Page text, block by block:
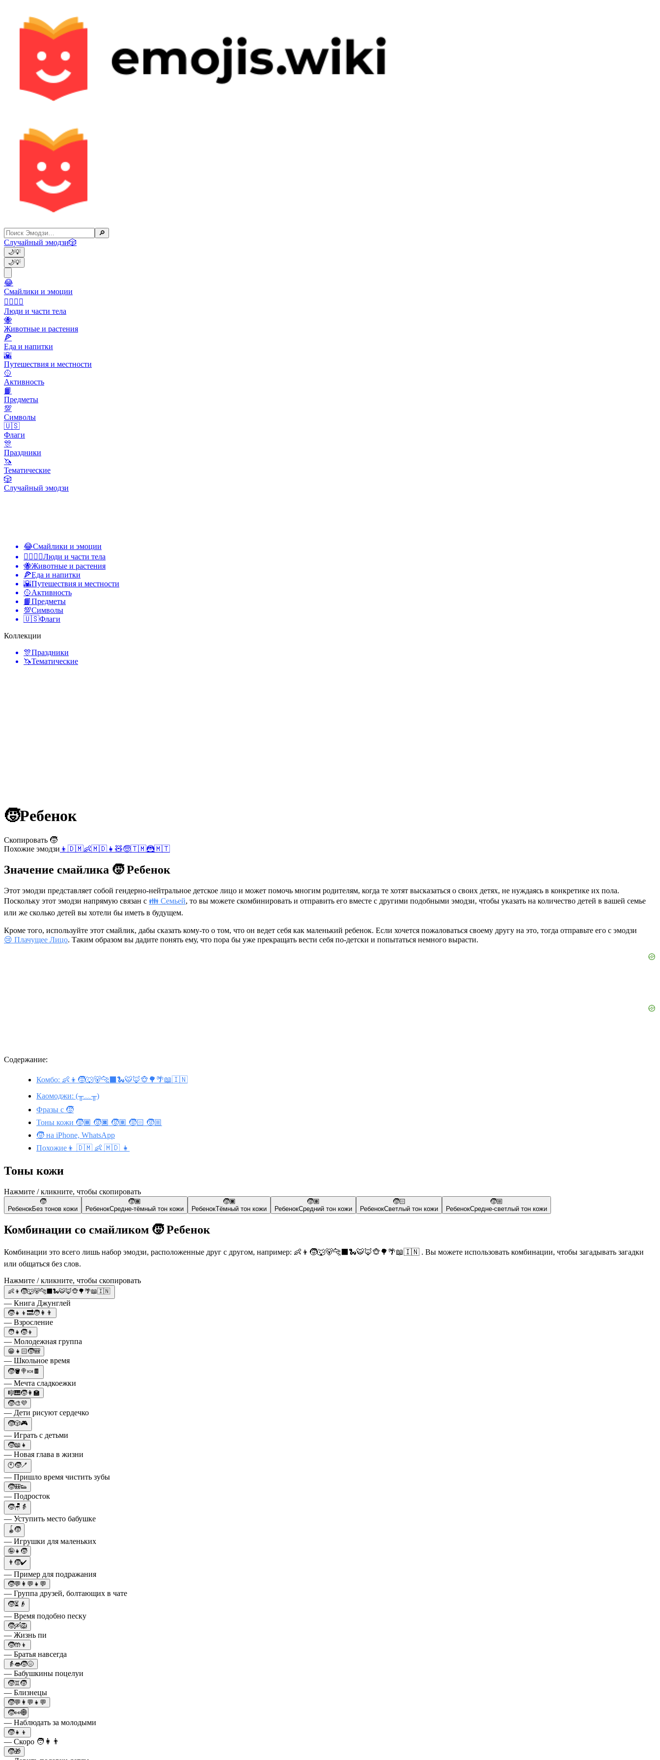
🔎
Случайный эмодзи🎲
🌙💡
🌙💡
😂
Смайлики и эмоции
👩‍❤️‍💋‍👨
Люди и части тела
🐝
Животные и растения
🍕
Еда и напитки
🌇
Путешествия и местности
🥎
Активность
📙
Предметы
💯
Символы
🇺🇸
Флаги
🎊
Праздники
🦄
Тематические
🎲
Случайный эмодзи
😂Смайлики и эмоции
👩‍❤️‍💋‍👨Люди и части тела
🐝Животные и растения
🍕Еда и напитки
🌇Путешествия и местности
🥎Активность
📙Предметы
💯Символы
🇺🇸Флаги
Коллекции
🎊Праздники
🦄Тематические
🧒Ребенок
Скопировать 🧒
Похожие эмодзи 👦 🇩🇲👶🇲🇩 👧 🧸🧓🇹🇲🦹🇲🇹
Значение смайлика 🧒 Ребенок
Этот эмодзи представляет собой гендерно-нейтральное детское лицо и может помочь многим родителям, когда те хотят высказаться о своих детях, не нуждаясь в конкретике их пола.
Поскольку этот эмодзи напрямую связан с 👪 Cемьей, то вы можете скомбинировать и отправить его вместе с другими подобными эмодзи, чтобы указать на количество детей в вашей семье
или же сколько детей вы хотели бы иметь в будущем.
Кроме того, используйте этот смайлик, дабы сказать кому-то о том, что он ведет себя как маленький ребенок. Если хочется пожаловаться своему другу на это, тогда отправьте его с эмодзи
😢 Плачущее Лицо. Таким образом вы дадите понять ему, что пора бы уже прекращать вести себя по-детски и попытаться немного вырасти.
Содержание:
Комбо: 👶👦🧒🐺🐻🐆⬛🐍🐯🦊🐵🌳🌴📖🇮🇳
Каомоджи: (╥﹏╥)
Фразы с 🧒
Тоны кожи 🧒🏾 🧒🏿 🧒🏽 🧒🏻 🧒🏼
🧒 на iPhone, WhatsApp
Похожие👦 🇩🇲 👶 🇲🇩 👧
Тоны кожи
Нажмите / кликните, чтобы скопировать
🧒
РебенокБез тонов кожи
🧒🏾
РебенокСредне-тёмный тон кожи
🧒🏿
РебенокТёмный тон кожи
🧒🏽
РебенокСредний тон кожи
🧒🏻
РебенокСветлый тон кожи
🧒🏼
РебенокСредне-светлый тон кожи
Комбинации со смайликом 🧒 Ребенок
Комбинации это всего лишь набор эмодзи, расположенные друг с другом, например: 👶👦🧒🐺🐻🐆⬛🐍🐯🦊🐵🌳🌴📖🇮🇳 . Вы можете использовать комбинации, чтобы загадывать загадки
или общаться без слов.
Нажмите / кликните, чтобы скопировать
👶👦🧒🐺🐻🐆⬛🐍🐯🦊🐵🌳🌴📖🇮🇳
— Книга Джунглей
🧒👧👦🔜🧑👩👨
— Взросление
🧑👧🧒👦
— Молодежная группа
😁👧🏻🧒🎒
— Школьное время
🧒🪣🍭🍬🍫
— Мечта сладкоежки
🎼🎹🧒👩‍🏫
🧒🎨💜
— Дети рисуют сердечко
🧒🎲🎮
— Играть с детьми
🧒📖👧
— Новая глава в жизни
🕙🧒🪥
— Пришло время чистить зубы
🧒🎒👟
— Подросток
🧒🪑👵
— Уступить место бабушке
🪀🧒
— Игрушки для маленьких
🤪👧🧒
👨🧒✔️
— Пример для подражания
🧒💬👩💬👧💬
— Группа друзей, болтающих в чате
🧒⏳👴
— Время подобно песку
🧒🛶🦁
— Жизнь пи
🧒🤲👦
— Братья навсегда
👵👄🧒😑
— Бабушкины поцелуи
🧒♊🧒
— Близнецы
🧒💬👩💬👧💬
🧒👀🌐
— Наблюдать за молодыми
🧒👧👦
— Скоро 🧑👩👨
🧒🎁